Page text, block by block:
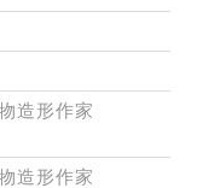
造形作家
造形作家